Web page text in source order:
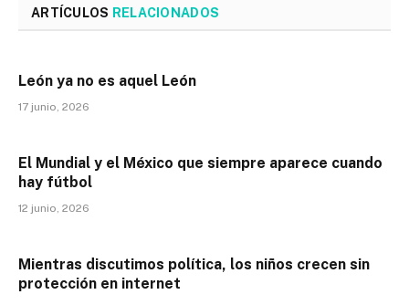
ARTÍCULOS RELACIONADOS
León ya no es aquel León
17 junio, 2026
El Mundial y el México que siempre aparece cuando
hay fútbol
12 junio, 2026
Mientras discutimos política, los niños crecen sin
protección en internet